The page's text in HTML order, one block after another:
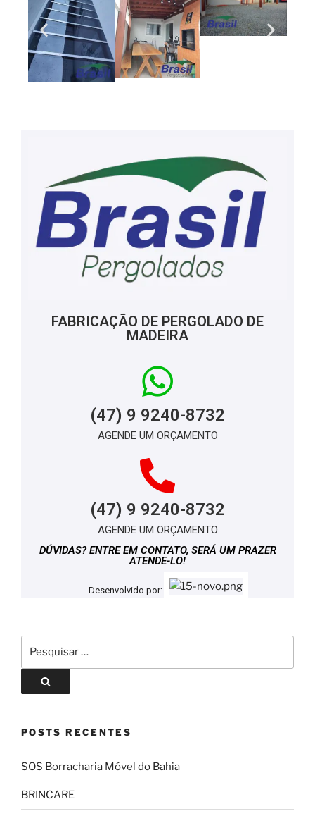
FABRICAÇÃO DE PERGOLADO DE
MADEIRA
(47) 9 9240-8732
AGENDE UM ORÇAMENTO
(47) 9 9240-8732
AGENDE UM ORÇAMENTO
DÚVIDAS? ENTRE EM CONTATO, SERÁ UM PRAZER
ATENDE-LO!
Desenvolvido por:
POSTS RECENTES
SOS Borracharia Móvel do Bahia
BRINCARE